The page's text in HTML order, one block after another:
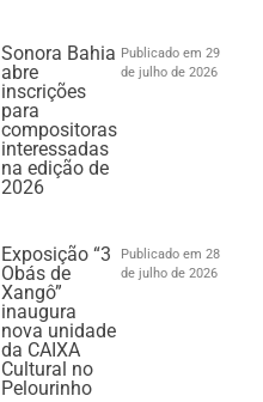
Sonora Bahia
abre
inscrições
para
compositoras
interessadas
na edição de
2026
Publicado em 29
de julho de 2026
Exposição “3
Obás de
Xangô”
inaugura
nova unidade
da CAIXA
Cultural no
Pelourinho
Publicado em 28
de julho de 2026